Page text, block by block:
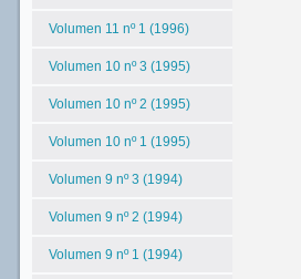
Volumen 11 nº 1 (1996)
Volumen 10 nº 3 (1995)
Volumen 10 nº 2 (1995)
Volumen 10 nº 1 (1995)
Volumen 9 nº 3 (1994)
Volumen 9 nº 2 (1994)
Volumen 9 nº 1 (1994)